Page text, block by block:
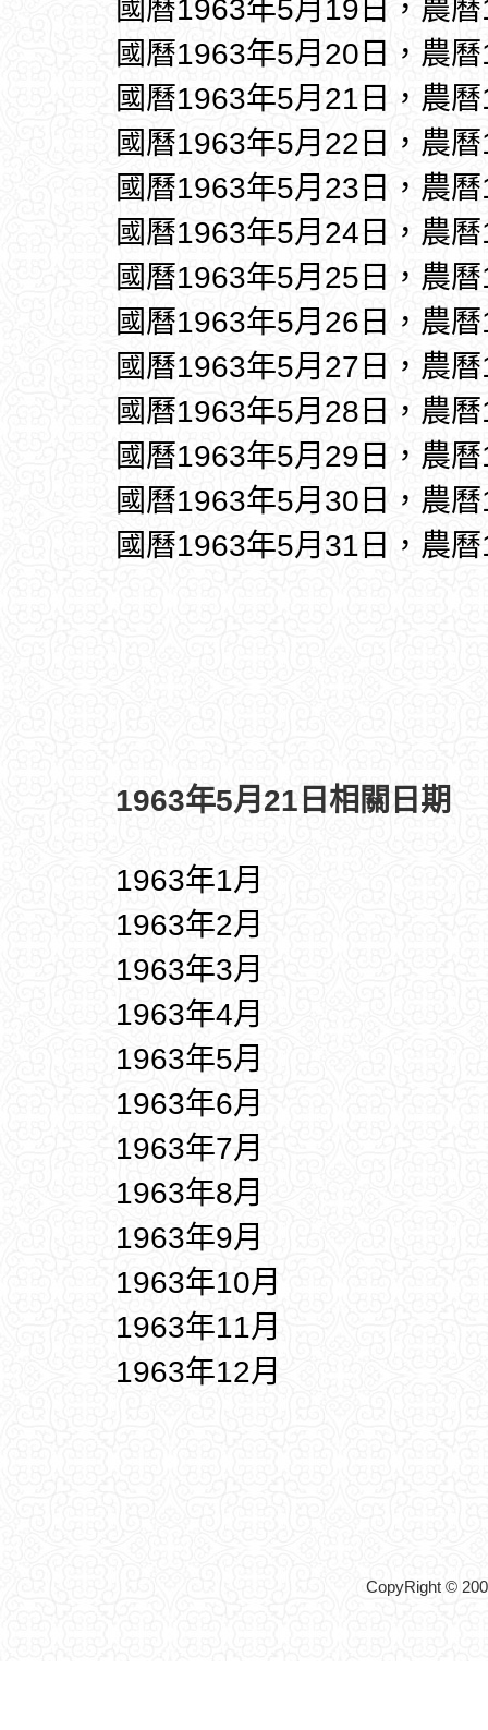
國曆1963年5月19日，農
國曆1963年5月20日，農
國曆1963年5月21日，農
國曆1963年5月22日，農
國曆1963年5月23日，農
國曆1963年5月24日，農
國曆1963年5月25日，農
國曆1963年5月26日，農
國曆1963年5月27日，農
國曆1963年5月28日，農
國曆1963年5月29日，農
國曆1963年5月30日，農
國曆1963年5月31日，農
1963年5月21日相關日期
1963年1月
1963年2月
1963年3月
1963年4月
1963年5月
1963年6月
1963年7月
1963年8月
1963年9月
1963年10月
1963年11月
1963年12月
CopyRight ©